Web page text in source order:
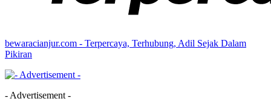
bewaracianjur.com - Terpercaya, Terhubung, Adil Sejak Dalam
Pikiran
- Advertisement -